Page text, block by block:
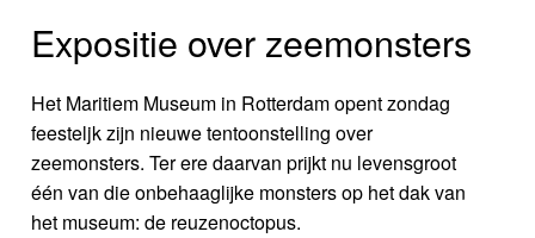
Expositie over zeemonsters
Het Maritiem Museum in Rotterdam opent zondag
feesteljk zijn nieuwe tentoonstelling over
zeemonsters. Ter ere daarvan prijkt nu levensgroot
één van die onbehaaglijke monsters op het dak van
het museum: de reuzenoctopus.